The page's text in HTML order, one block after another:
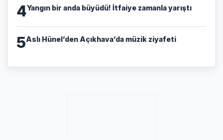
4Yangın bir anda büyüdü! İtfaiye zamanla yarıştı
5Aslı Hünel’den Açıkhava’da müzik ziyafeti